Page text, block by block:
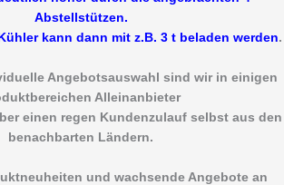
Abstellstützen.
kann dann mit z.B. 3 t beladen werden.
Angebotsauswahl sind wir in einigen
Alleinanbieter
einen regen Kundenzulauf selbst aus den
benachbarten Ländern.
und wachsende Angebote an